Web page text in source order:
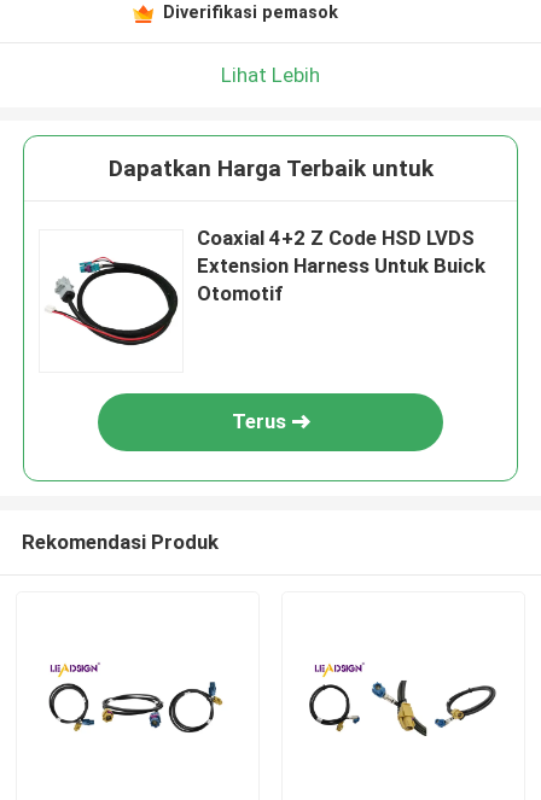
Diverifikasi pemasok
Lihat Lebih
Dapatkan Harga Terbaik untuk
Coaxial 4+2 Z Code HSD LVDS
Extension Harness Untuk Buick
Otomotif
Terus
Rekomendasi Produk